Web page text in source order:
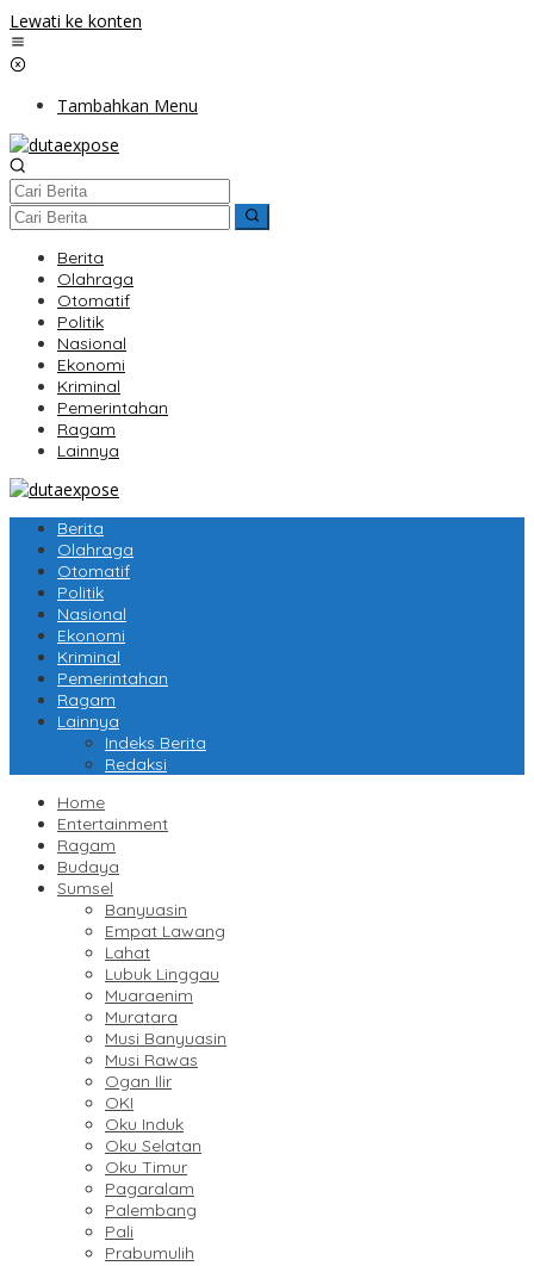
Lewati ke konten
Tambahkan Menu
Berita
Olahraga
Otomatif
Politik
Nasional
Ekonomi
Kriminal
Pemerintahan
Ragam
Lainnya
Berita
Olahraga
Otomatif
Politik
Nasional
Ekonomi
Kriminal
Pemerintahan
Ragam
Lainnya
Indeks Berita
Redaksi
Home
Entertainment
Ragam
Budaya
Sumsel
Banyuasin
Empat Lawang
Lahat
Lubuk Linggau
Muaraenim
Muratara
Musi Banyuasin
Musi Rawas
Ogan Ilir
OKI
Oku Induk
Oku Selatan
Oku Timur
Pagaralam
Palembang
Pali
Prabumulih